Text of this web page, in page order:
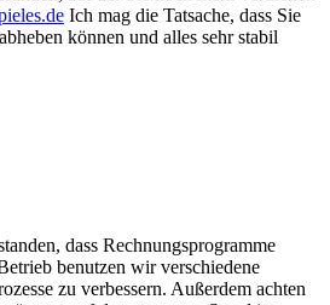
Ich mag die Tatsache, dass Sie
können und alles sehr stabil
dass Rechnungsprogramme
benutzen wir verschiedene
zu verbessern. Außerdem achten